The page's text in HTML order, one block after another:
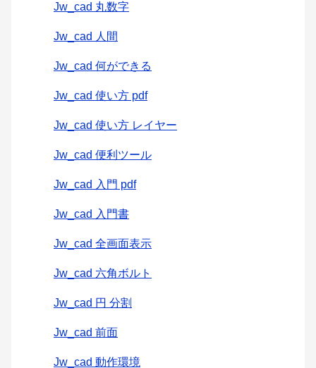
Jw_cad 丸数字
Jw_cad 人間
Jw_cad 何ができる
Jw_cad 使い方 pdf
Jw_cad 使い方 レイヤー
Jw_cad 便利ツール
Jw_cad 入門 pdf
Jw_cad 入門書
Jw_cad 全画面表示
Jw_cad 六角ボルト
Jw_cad 円 分割
Jw_cad 前面
Jw_cad 動作環境